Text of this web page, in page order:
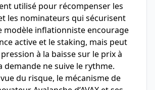
utilisé pour récompenser les
les nominateurs qui sécurisent
modèle inflationniste encourage
active et le staking, mais peut
à la baisse sur le prix à
demande ne suive le rythme.
du risque, le mécanisme de